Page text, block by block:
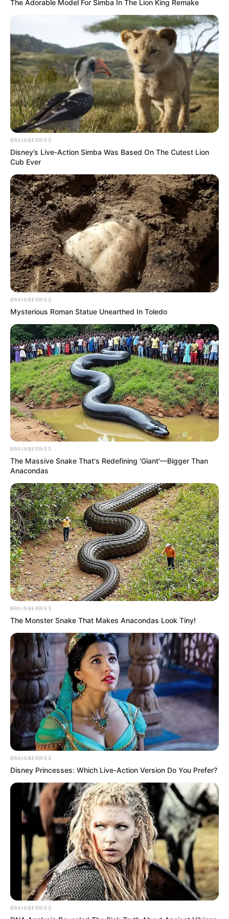
The Adorable Model For Simba In The Lion King Remake
BRAINBERRIES
Disney’s Live-Action Simba Was Based On The Cutest Lion
Cub Ever
BRAINBERRIES
Mysterious Roman Statue Unearthed In Toledo
BRAINBERRIES
The Massive Snake That's Redefining 'Giant'—Bigger Than
Anacondas
BRAINBERRIES
The Monster Snake That Makes Anacondas Look Tiny!
BRAINBERRIES
Disney Princesses: Which Live-Action Version Do You Prefer?
BRAINBERRIES